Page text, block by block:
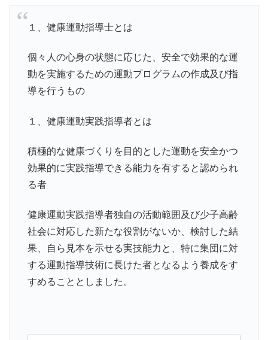
１、健康運動指導士とは
個々人の心身の状態に応じた、安全で効果的な運
動を実施するための運動プログラムの作成及び指
導を行うもの
１、健康運動実践指導者とは
積極的な健康づくりを目的とした運動を安全かつ
効果的に実践指導できる能力を有すると認められ
る者
健康運動実践指導者独自の活動範囲及び少子高齢
社会に対応した新たな役割がないか、検討した結
果、自ら見本を示せる実技能力と、特に集団に対
する運動指導技術に長けた者となるよう養成をす
すめることとしました。